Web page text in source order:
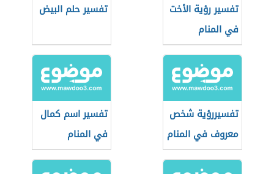
تفسير رؤية الأخت
في المنام
تفسير حلم البيض
تفسيررؤية شخص
معروف في المنام
تفسير اسم كمال
في المنام